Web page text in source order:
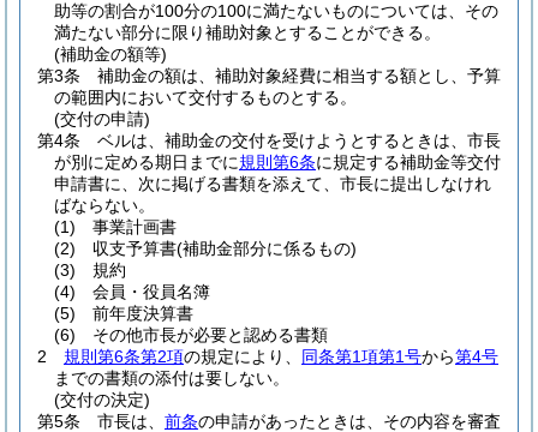
助等の割合が100分の100に満たないものについては、その
満たない部分に限り補助対象とすることができる。
(補助金の額等)
第3条
補助金の額は、補助対象経費に相当する額とし、予算
の範囲内において交付するものとする。
(交付の申請)
第4条
ベルは、補助金の交付を受けようとするときは、市長
が別に定める期日までに規則第6条に規定する補助金等交付
申請書に、次に掲げる書類を添えて、市長に提出しなけれ
ばならない。
(1)
事業計画書
(2)
収支予算書(補助金部分に係るもの)
(3)
規約
(4)
会員・役員名簿
(5)
前年度決算書
(6)
その他市長が必要と認める書類
2
規則第6条第2項の規定により、 同条第1項第1号から第4号
までの書類の添付は要しない。
(交付の決定)
第5条
市長は、 前条の申請があったときは、その内容を審査